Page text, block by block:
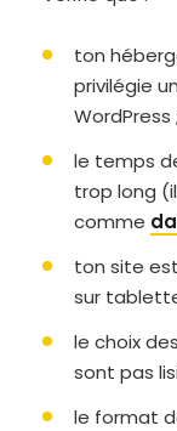
ton
privilégie
WordPress ;
le temps
trop long
comme
ton site
sur
le choix
sont pas
le format